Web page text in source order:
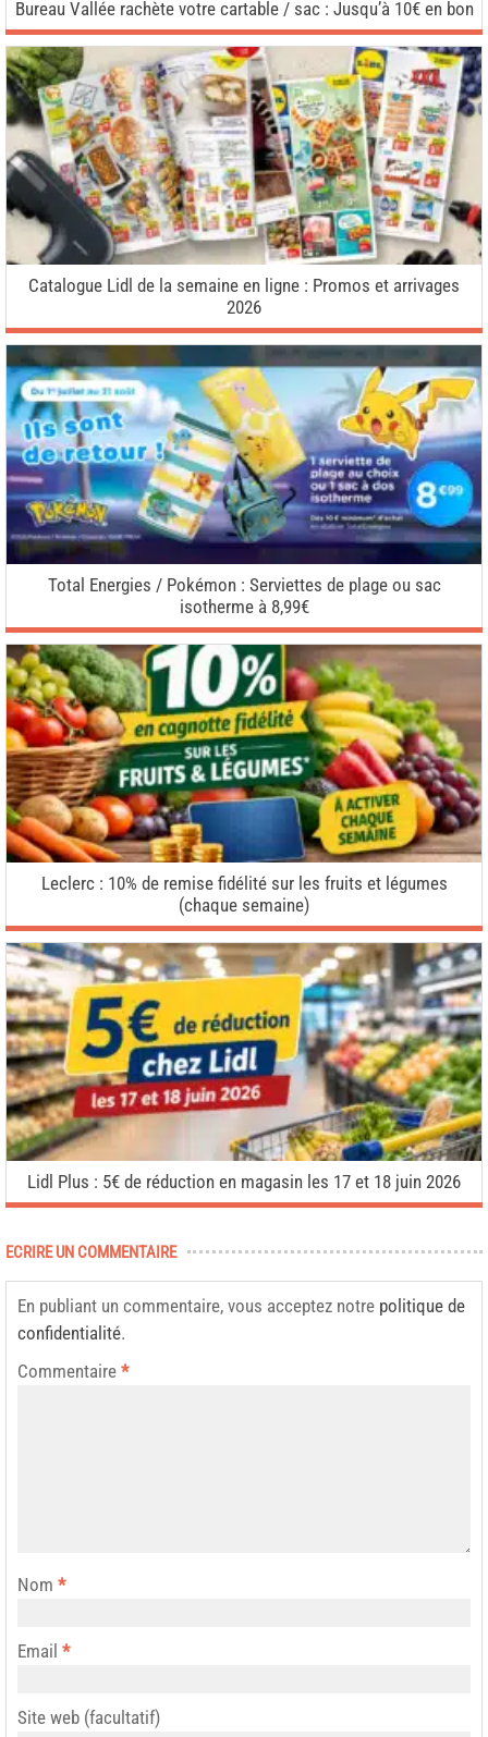
Bureau Vallée rachète votre cartable / sac : Jusqu’à 10€ en bon
Catalogue Lidl de la semaine en ligne : Promos et arrivages
2026
Total Energies / Pokémon : Serviettes de plage ou sac
isotherme à 8,99€
Leclerc : 10% de remise fidélité sur les fruits et légumes
(chaque semaine)
Lidl Plus : 5€ de réduction en magasin les 17 et 18 juin 2026
ECRIRE UN COMMENTAIRE
En publiant un commentaire, vous acceptez notre politique de
confidentialité.
Commentaire *
Nom *
Email *
Site web (facultatif)